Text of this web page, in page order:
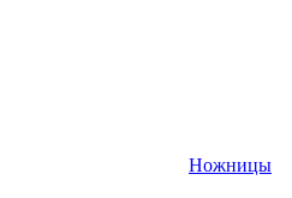
Ножницы